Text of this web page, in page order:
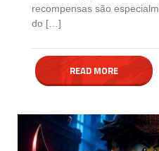
recompensas são
do […]
READ MORE